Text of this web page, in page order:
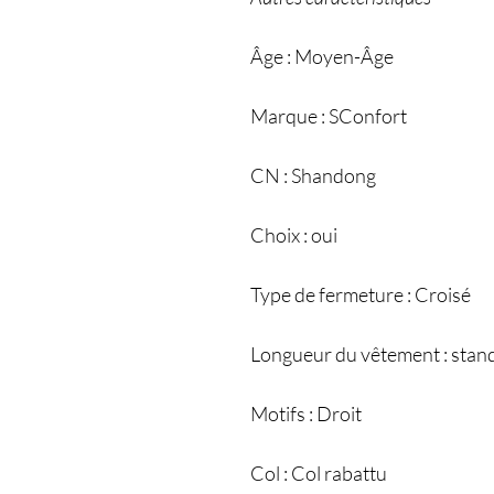
Âge : Moyen-Âge
Marque : SConfort
CN : Shandong
Choix : oui
Type de fermeture : Croisé
Longueur du vêtement :
Motifs : Droit
Col : Col rabattu